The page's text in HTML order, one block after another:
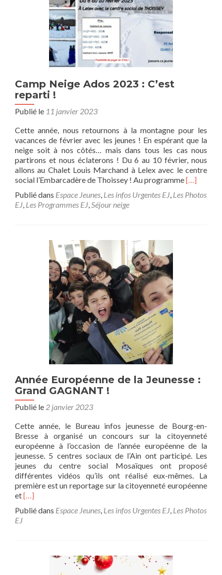
Camp Neige Ados 2023 : C’est
reparti !
Publié le 11 janvier 2023
Cette année, nous retournons à la montagne pour les
vacances de février avec les jeunes ! En espérant que la
neige soit à nos côtés… mais dans tous les cas nous
partirons et nous éclaterons ! Du 6 au 10 février, nous
allons au Chalet Louis Marchand à Lelex avec le centre
social l’Embarcadère de Thoissey ! Au programmeEn
plus
[…]
Publié dans Espace Jeunes, Les infos Urgentes EJ, Les Photos
EJ, Les Programmes EJ,Séjour neige
Année Européenne de la Jeunesse :
Grand GAGNANT !
Publié le 2 janvier 2023
Cette année, le Bureau infos jeunesse de Bourg-en-
Bresse à organisé un concours sur la citoyenneté
européenne à l’occasion de l’année européenne de la
jeunesse. 5 centres sociaux de l’Ain ont participé. Les
jeunes du centre social Mosaïques ont proposé
différentes vidéos qu’ils ont réalisé eux-mêmes. La
première est un reportage sur la citoyenneté européenne
etEn
plus
[…]
Publié dans Espace Jeunes, Les infos Urgentes EJ, Les Photos
EJ